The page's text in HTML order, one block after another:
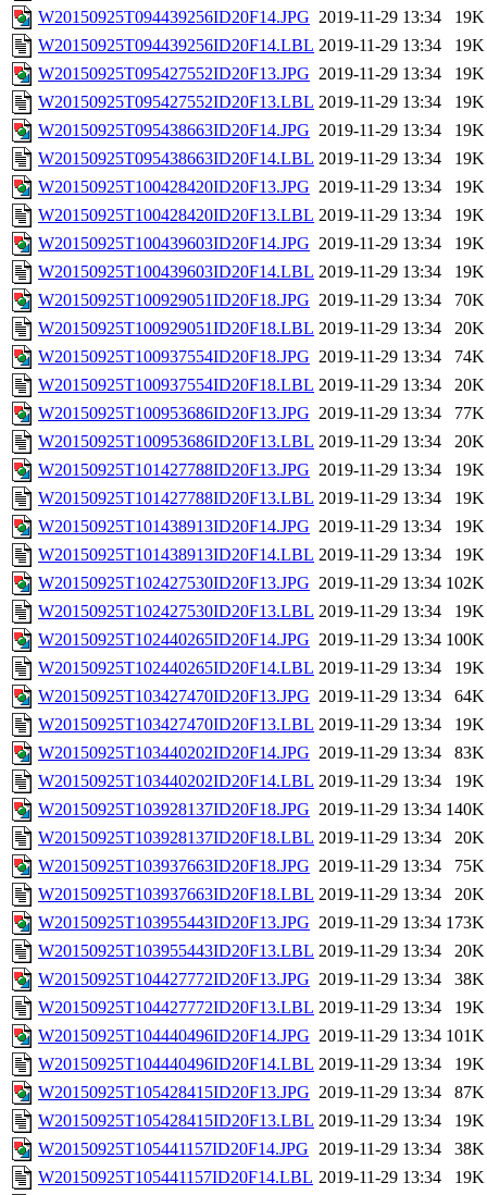
W20150925T094439256ID20F14.JPG 2019-11-29 13:34
19K
W20150925T094439256ID20F14.LBL 2019-11-29 13:34
19K
W20150925T095427552ID20F13.JPG 2019-11-29 13:34
19K
W20150925T095427552ID20F13.LBL 2019-11-29 13:34
19K
W20150925T095438663ID20F14.JPG 2019-11-29 13:34
19K
W20150925T095438663ID20F14.LBL 2019-11-29 13:34
19K
W20150925T100428420ID20F13.JPG 2019-11-29 13:34
19K
W20150925T100428420ID20F13.LBL 2019-11-29 13:34
19K
W20150925T100439603ID20F14.JPG 2019-11-29 13:34
19K
W20150925T100439603ID20F14.LBL 2019-11-29 13:34
19K
W20150925T100929051ID20F18.JPG 2019-11-29 13:34
70K
W20150925T100929051ID20F18.LBL 2019-11-29 13:34
20K
W20150925T100937554ID20F18.JPG 2019-11-29 13:34
74K
W20150925T100937554ID20F18.LBL 2019-11-29 13:34
20K
W20150925T100953686ID20F13.JPG 2019-11-29 13:34
77K
W20150925T100953686ID20F13.LBL 2019-11-29 13:34
20K
W20150925T101427788ID20F13.JPG 2019-11-29 13:34
19K
W20150925T101427788ID20F13.LBL 2019-11-29 13:34
19K
W20150925T101438913ID20F14.JPG 2019-11-29 13:34
19K
W20150925T101438913ID20F14.LBL 2019-11-29 13:34
19K
W20150925T102427530ID20F13.JPG 2019-11-29 13:34 102K
W20150925T102427530ID20F13.LBL 2019-11-29 13:34
19K
W20150925T102440265ID20F14.JPG 2019-11-29 13:34 100K
W20150925T102440265ID20F14.LBL 2019-11-29 13:34
19K
W20150925T103427470ID20F13.JPG 2019-11-29 13:34
64K
W20150925T103427470ID20F13.LBL 2019-11-29 13:34
19K
W20150925T103440202ID20F14.JPG 2019-11-29 13:34
83K
W20150925T103440202ID20F14.LBL 2019-11-29 13:34
19K
W20150925T103928137ID20F18.JPG 2019-11-29 13:34 140K
W20150925T103928137ID20F18.LBL 2019-11-29 13:34
20K
W20150925T103937663ID20F18.JPG 2019-11-29 13:34
75K
W20150925T103937663ID20F18.LBL 2019-11-29 13:34
20K
W20150925T103955443ID20F13.JPG 2019-11-29 13:34 173K
W20150925T103955443ID20F13.LBL 2019-11-29 13:34
20K
W20150925T104427772ID20F13.JPG 2019-11-29 13:34
38K
W20150925T104427772ID20F13.LBL 2019-11-29 13:34
19K
W20150925T104440496ID20F14.JPG 2019-11-29 13:34 101K
W20150925T104440496ID20F14.LBL 2019-11-29 13:34
19K
W20150925T105428415ID20F13.JPG 2019-11-29 13:34
87K
W20150925T105428415ID20F13.LBL 2019-11-29 13:34
19K
W20150925T105441157ID20F14.JPG 2019-11-29 13:34
38K
W20150925T105441157ID20F14.LBL 2019-11-29 13:34 19K